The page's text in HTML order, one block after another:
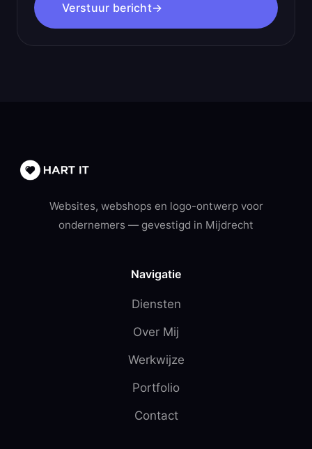
Verstuur bericht→
Websites, webshops en logo-ontwerp voor
ondernemers — gevestigd in Mijdrecht
Navigatie
Diensten
Over Mij
Werkwijze
Portfolio
Contact